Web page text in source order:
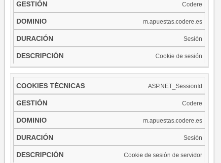
Codere
m.apuestas.codere.es
Sesión
Cookie de sesión
ASP.NET_SessionId
Codere
m.apuestas.codere.es
Sesión
Cookie de sesión de servidor